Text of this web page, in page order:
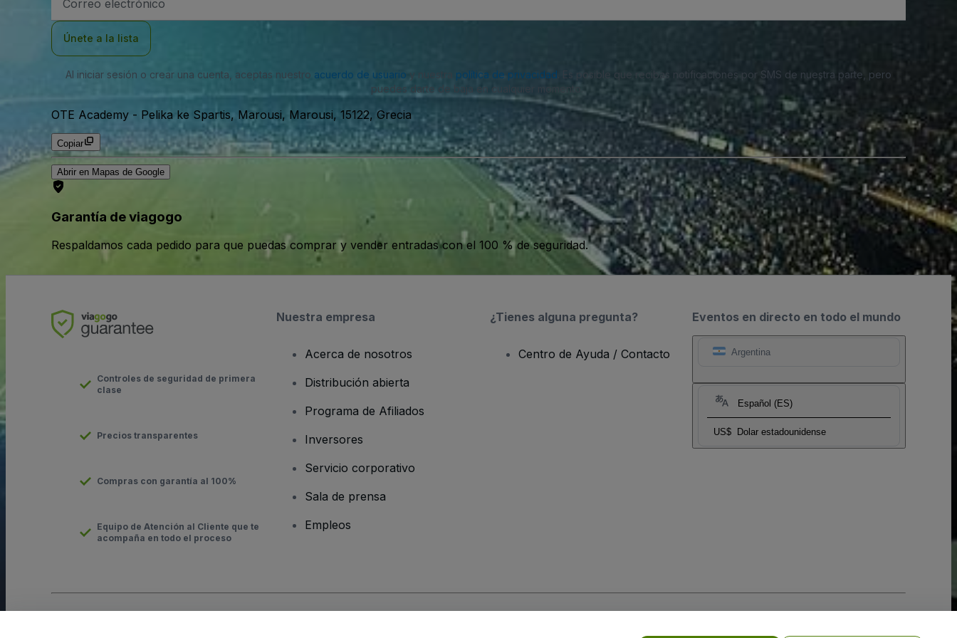
de
Únete a la lista
Al iniciar sesión o crear una cuenta, aceptas nuestro acuerdo de usuario política de privacidad . Es posible que recibas notificaciones por SMS de nuestra parte, pero
puedes darte de baja en cualquier momento.
OTE Academy - Pelika ke Spartis, Marousi, Marousi, 15122, Grecia
Copiar
Abrir en Mapas de Google
Garantía de viagogo
Respaldamos cada pedido para que puedas comprar y vender entradas con el 100 % de seguridad.
Eventos en directo en todo el mundo
Argentina
Español (ES)
US$ Dolar estadounidense
Controles de seguridad de primera
clase
Precios transparentes
Compras con garantía al 100%
Equipo de Atención al Cliente que te
acompaña en todo el proceso
Nuestra empresa
Acerca de nosotros
Distribución abierta
Programa de Afiliados
Inversores
Servicio corporativo
Sala de prensa
Empleos
¿Tienes alguna pregunta?
Centro de Ayuda / Contacto